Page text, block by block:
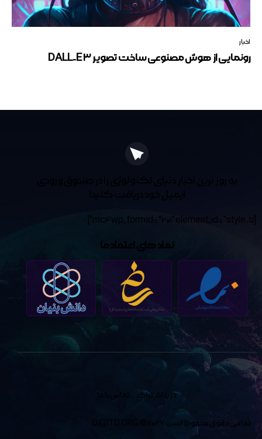
اخبار
رونمایی از هوش مصنوعی ساخت تصویر DALL-E 3
به روز ترین اخبار دنیای تکنولوژی
ایمیل خود دریافت کنید!
نماد های اعتماد ما
تمامی حقوق محفوظ است DIGITO.ORG © 2026
خرید اشتراک تماس با ما